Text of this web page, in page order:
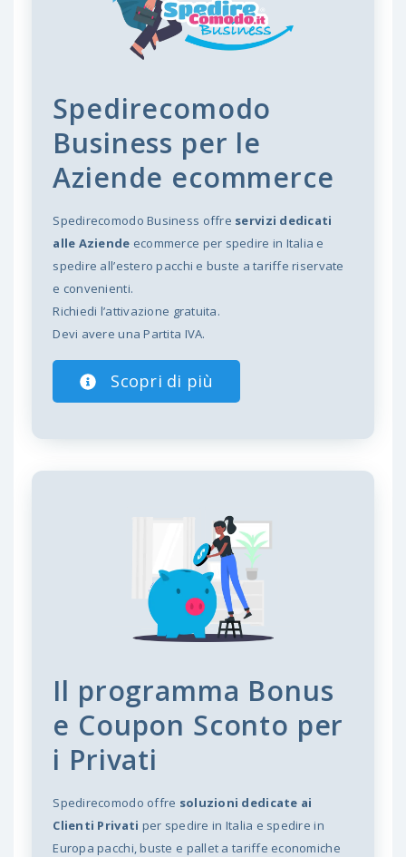
Spedirecomodo
Business per le
Aziende ecommerce
Spedirecomodo Business offre servizi dedicati
alle Aziende ecommerce per spedire in Italia e
spedire all’estero pacchi e buste a tariffe riservate
e convenienti.
Richiedi l’attivazione gratuita.
Devi avere una Partita IVA.
Scopri di più
Il programma Bonus
e Coupon Sconto per
i Privati
Spedirecomodo offre soluzioni dedicate ai
Clienti Privati per spedire in Italia e spedire in
Europa pacchi, buste e pallet a tariffe economiche